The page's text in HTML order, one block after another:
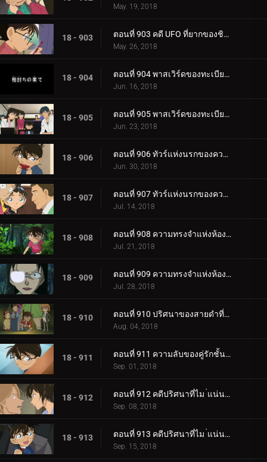
May. 19, 2018
18 - 903 ตอนที่ 903 คดี UFO ที่ยากของชิบะ (ตอนจบ)
May. 26, 2018
18 - 904 ตอนที่ 904 พาสเวิร์ดของทะเบียนสมรส (ตอนแรก)
Jun. 16, 2018
18 - 905 ตอนที่ 905 พาสเวิร์ดของทะเบียนสมรส (ตอนจบ)
Jun. 23, 2018
18 - 906 ตอนที่ 906 ทัวร์แห่งนรกของความรัก (ภาคเบ็บปุ)
Jun. 30, 2018
18 - 907 ตอนที่ 907 ทัวร์แห่งนรกของความรัก (ภาคโออิตะ)
Jul. 14, 2018
18 - 908 ตอนที่ 908 ความทรงจำแห่งห้องเรียนซากุระ รันเกิร์ล
Jul. 21, 2018
18 - 909 ตอนที่ 909 ความทรงจำแห่งห้องเรียนซากุระ ชินอิจิบอย
Jul. 28, 2018
18 - 910 ตอนที่ 910 ปริศนาของสายดำที่หายไป
Aug. 04, 2018
18 - 911 ตอนที่ 911 ความลับของคู่รักชั้นสูง
Sep. 01, 2018
18 - 912 ตอนที่ 912 คดีปริศนาที่ไม ่แน่นอนของเมืองเบกะ (ตอนแรก)
Sep. 08, 2018
18 - 913 ตอนที่ 913 คดีปริศนาที่ไม ่แน่นอนของเมืองเบกะ (ตอนจบ)
Sep. 15, 2018